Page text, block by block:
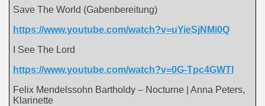
Save The World (Gabenbereitung)
https://www.youtube.com/watch?v=uYieSjNMi0Q
I See The Lord
https://www.youtube.com/watch?v=0G-Tpc4GWTI
Felix Mendelssohn Bartholdy – Nocturne | Anna Peters,
Klarinette